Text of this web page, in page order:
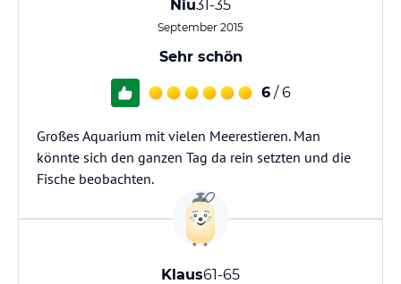
Niu31-35
September 2015
Sehr schön
6 / 6
Großes Aquarium mit vielen Meerestieren. Man
könnte sich den ganzen Tag da rein setzten und die
Fische beobachten.
Klaus61-65